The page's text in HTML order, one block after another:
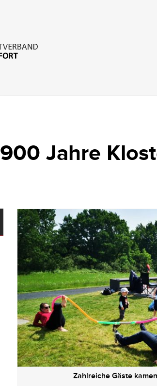
900 Jahre
Zahlreiche Gäste